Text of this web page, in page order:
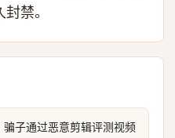
禁。
子通过恶意剪辑评测视频